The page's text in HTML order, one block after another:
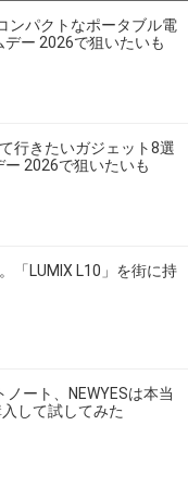
ンパクトなポータブル電
ー 2026で狙いたいも
行きたいガジェット8選
2026で狙いたいも
「LUMIX L10」を街に持
ート、NEWYESは本当
して試してみた